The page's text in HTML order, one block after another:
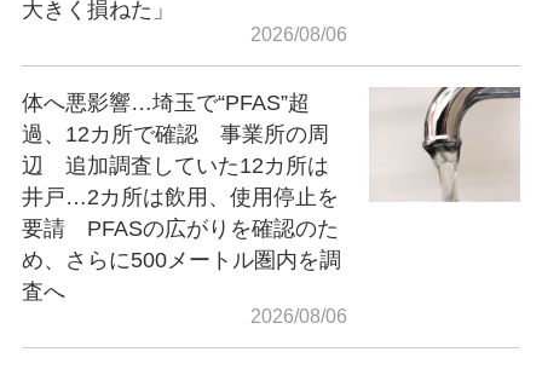
大きく損ねた」
2026/08/06
体へ悪影響…埼玉で“PFAS”超
過、12カ所で確認 事業所の周
辺 追加調査していた12カ所は
井戸…2カ所は飲用、使用停止を
要請 PFASの広がりを確認のた
め、さらに500メートル圏内を調
査へ
2026/08/06